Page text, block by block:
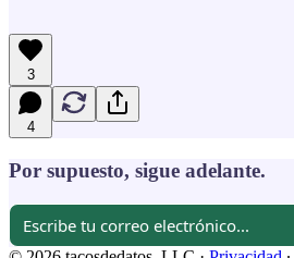
3
4
Por supuesto, sigue adelante.